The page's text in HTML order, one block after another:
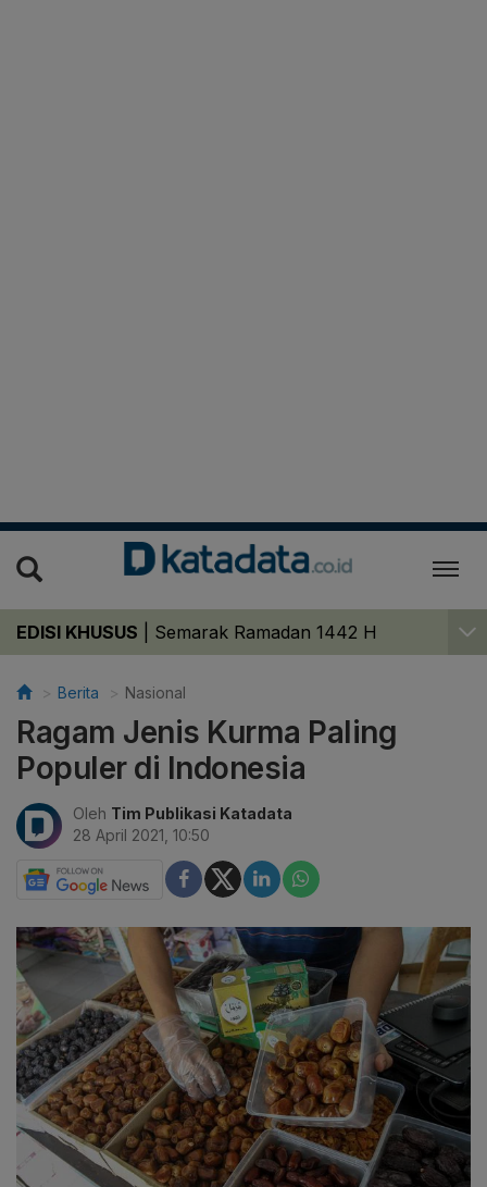
EDISI KHUSUS Semarak Ramadan 1442 H
Berita Nasional
Ragam Jenis Kurma Paling
Populer di Indonesia
Oleh Tim Publikasi Katadata
28 April 2021, 10:50